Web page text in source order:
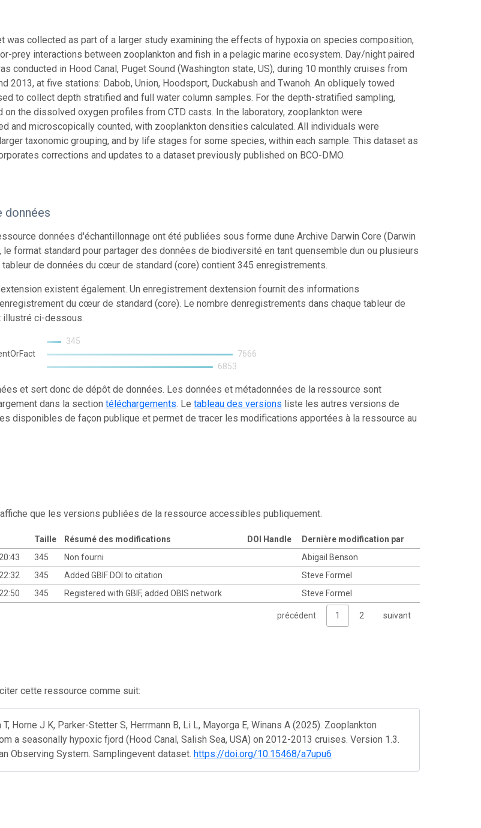
was collected as part of a larger study examining the effects of hypoxia on species composition,
prey interactions between zooplankton and fish in a pelagic marine ecosystem. Day/night paired
conducted in Hood Canal, Puget Sound (Washington state, US), during 10 monthly cruises from
2013, at five stations: Dabob, Union, Hoodsport, Duckabush and Twanoh. An obliquely towed
to collect depth stratified and full water column samples. For the depth-stratified sampling,
on the dissolved oxygen profiles from CTD casts. In the laboratory, zooplankton were
and microscopically counted, with zooplankton densities calculated. All individuals were
taxonomic grouping, and by life stages for some species, within each sample. This dataset as
corrections and updates to a dataset previously published on BCO-DMO.
données
données d'échantillonnage ont été publiées sous forme dune Archive Darwin Core (Darwin
le format standard pour partager des données de biodiversité en tant quensemble dun ou plusieurs
de données du cœur de standard (core) contient 345 enregistrements.
existent également. Un enregistrement dextension fournit des informations
du cœur de standard (core). Le nombre denregistrements dans chaque tableur de
illustré ci-dessous.
345
7666
6853
et sert donc de dépôt de données. Les données et métadonnées de la ressource sont
dans la sectiontéléchargements. Letableau des versions liste les autres versions de
disponibles de façon publique et permet de tracer les modifications apportées à la ressource au
que les versions publiées de la ressource accessibles publiquement.
Taille Résumé des modifications DOI Handle
Dernière modification par
345 Non fourni
Abigail Benson
345 Added GBIF DOI to citation
Steve Formel
345 Registered with GBIF, added OBIS network Steve Formel
précédent 1 2 suivant
cette ressource comme suit:
Horne J K, Parker-Stetter S, Herrmann B, Li L, Mayorga E, Winans A (2025). Zooplankton
a seasonally hypoxic fjord (Hood Canal, Salish Sea, USA) on 2012-2013 cruises. Version 1.3.
Observing System. Samplingevent dataset. https://doi.org/10.15468/a7upu6